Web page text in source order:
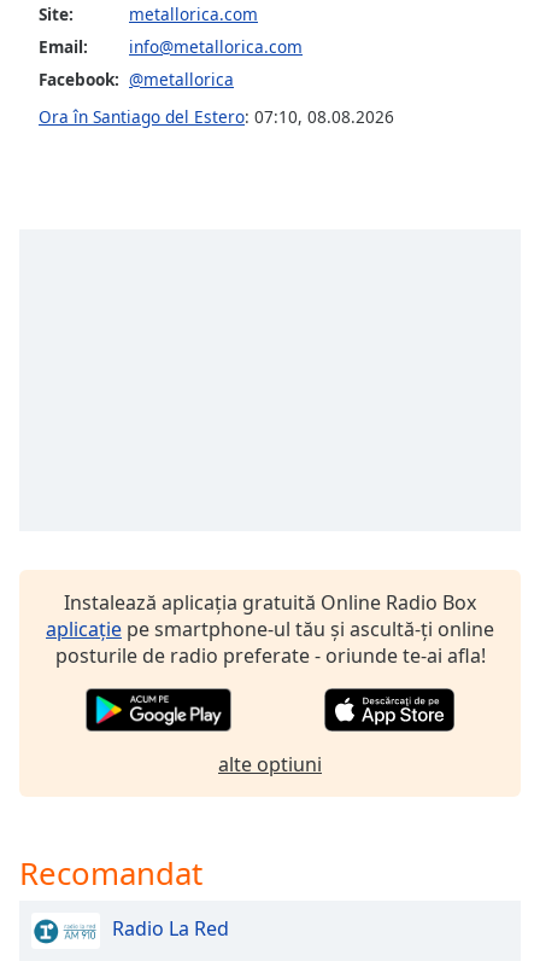
subtitles
off,
selected
Audio
will
Color
Opacity
Text
Site:
metallorica.com
Email:
info@metallorica.com
Facebook: @metallorica
Ora în Santiago del Estero: 07:10, 08.08.2026
Instalează aplicația gratuită Online Radio Box
aplicație pe smartphone-ul tău și ascultă-ți online
posturile de radio preferate - oriunde te-ai afla!
alte optiuni
Recomandat
Radio La Red